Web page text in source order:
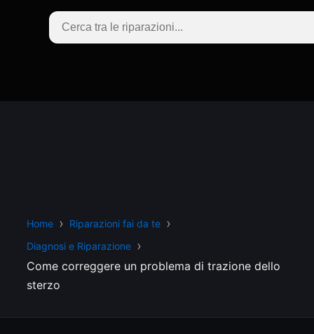
Home
Riparazioni fai da te
Diagnosi e Riparazione
Come correggere un problema di trazione dello
sterzo